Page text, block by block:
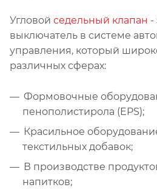
Угловой седельный клапан -
выключатель в системе
управления, который
различных сферах:
Формовочные
пенополистирола (EPS);
Красильное
текстильных добавок;
В производстве
напитков;